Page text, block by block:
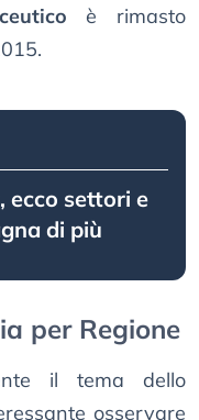
è rimasto
ecco settori e
di più
per Regione
il tema dello
osservare